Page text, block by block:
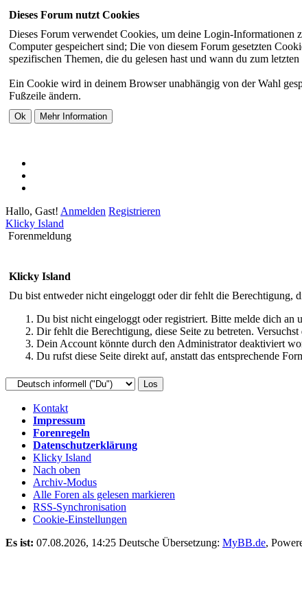
Dieses Forum nutzt Cookies
Dieses Forum verwendet Cookies, um deine Login-Informationen
Computer gespeichert sind; Die von diesem Forum gesetzten
spezifischen Themen, die du gelesen hast und wann du zum
Ein Cookie wird in deinem Browser unabhängig von der Wahl
Fußzeile ändern.
Hallo, Gast! Anmelden Registrieren
Klicky Island
Forenmeldung
Klicky Island
Du bist entweder nicht eingeloggt oder dir fehlt die Berechtigung,
Du bist nicht eingeloggt oder registriert. Bitte melde dich an
Dir fehlt die Berechtigung, diese Seite zu betreten.
Dein Account könnte durch den Administrator deaktiviert
Du rufst diese Seite direkt auf, anstatt das entsprechende
Kontakt
Impressum
Forenregeln
Datenschutzerklärung
Klicky Island
Nach oben
Archiv-Modus
Alle Foren als gelesen markieren
RSS-Synchronisation
Cookie-Einstellungen
Es ist: 07.08.2026, 14:25 Deutsche Übersetzung: MyBB.de,